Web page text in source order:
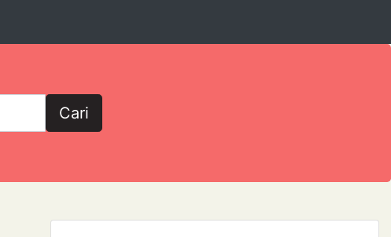
Cari